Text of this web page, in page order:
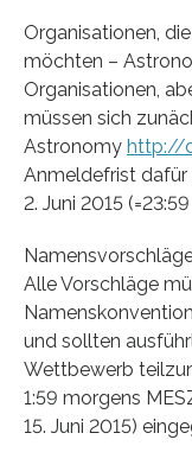
Organisationen,
möchten –
Organisationen,
müssen sich
Astronomy http://
Anmeldefrist dafür
2. Juni 2015
Alle Vorschläge
und sollten
Wettbewerb
1:59 morgens
15. Juni 2015)